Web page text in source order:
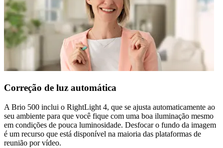
Correção de luz automática
A Brio 500 inclui o RightLight 4, que se ajusta automaticamente ao
seu ambiente para que você fique com uma boa iluminação mesmo
em condições de pouca luminosidade. Desfocar o fundo da imagem
é um recurso que está disponível na maioria das plataformas de
reunião por vídeo.